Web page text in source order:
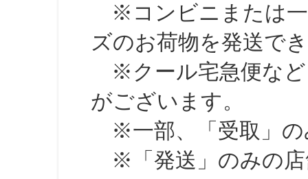
※コンビニまたは一
ズのお荷物を発送で
※クール宅急便など
がございます。
※一部、「受取」の
※「発送」のみの店